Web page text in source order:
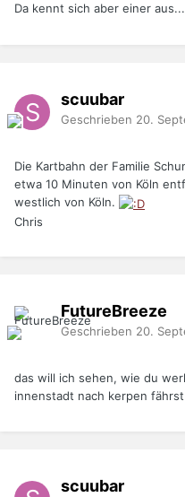
Da kennt sich aber einer
scuubar
Geschrieben 20.
Die Kartbahn der Familie
etwa 10 Minuten von Köln
westlich von Köln.
Chris
FutureBreeze
Geschrieben 20.
das will ich sehen, wie du
innenstadt nach kerpen
scuubar